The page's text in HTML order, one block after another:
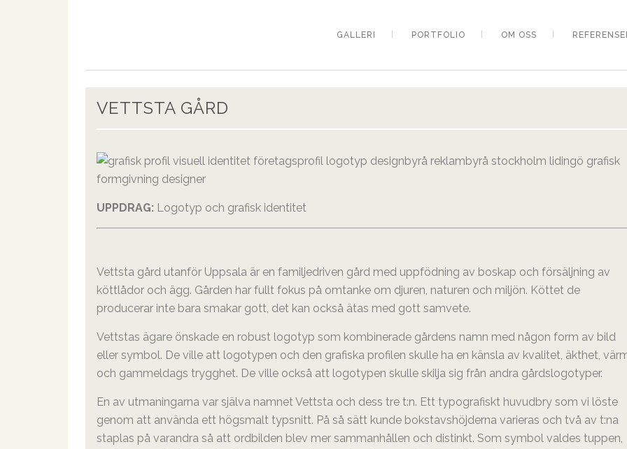
GALLERI PORTFOLIO OM OSS
VETTSTA GÅRD
UPPDRAG: Logotyp och grafisk identitet
Vettsta gård utanför Uppsala är en familjedriven gård med uppfödning av boskap och försäljning av
köttlådor och ägg. Gården har fullt fokus på omtanke om djuren, naturen och miljön. Köttet de
producerar inte bara smakar gott, det kan också ätas med gott samvete.
Vettstas ägare önskade en robust logotyp som kombinerade gårdens namn med någon form av bild
eller symbol. De ville att logotypen och den grafiska profilen skulle ha en känsla av kvalitet, äkthet,
och gammeldags trygghet. De ville också att logotypen skulle skilja sig från andra gårdslogotyper.
En av utmaningarna var själva namnet Vettsta och dess tre t:n. Ett typografiskt huvudbry som vi löste
genom att använda ett högsmalt typsnitt. På så sätt kunde bokstavshöjderna varieras och två av t:na
staplas på varandra så att ordbilden blev mer sammanhållen och distinkt. Som symbol valdes tuppen,